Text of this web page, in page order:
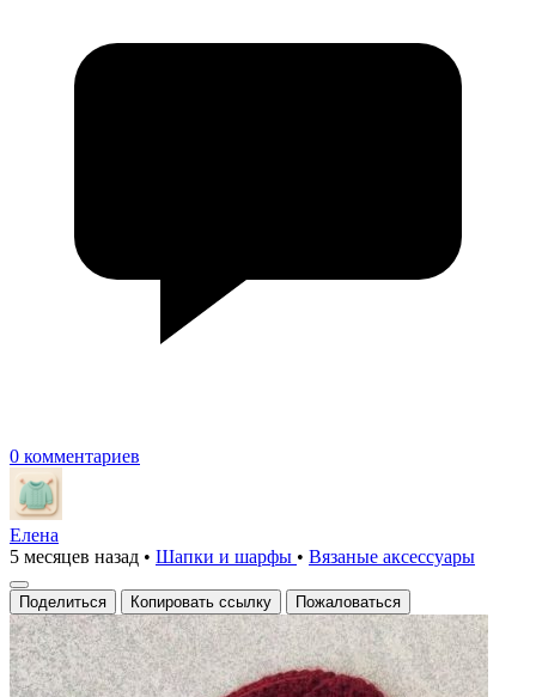
0 комментариев
Елена
5 месяцев назад • Шапки и шарфы • Вязаные аксесcуары
Поделиться Копировать ссылку Пожаловаться